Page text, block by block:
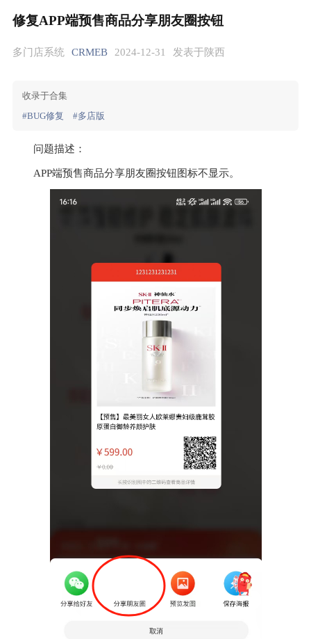
修复APP端预售商品分享朋友圈按钮
多门店系统 CRMEB 2024-12-31 发表于陕西
收录于合集
#BUG修复
#多店版
问题描述：
APP端预售商品分享朋友圈按钮图标不显示。